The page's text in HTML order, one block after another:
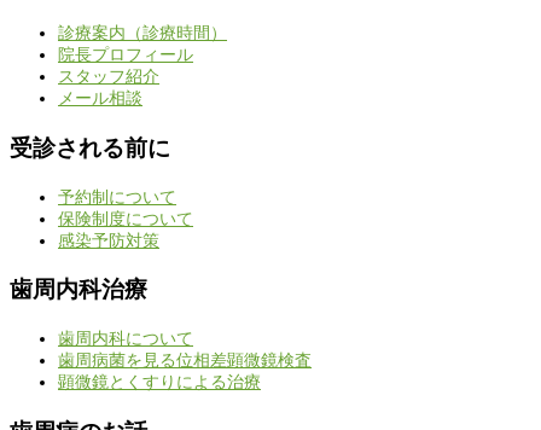
診療案内（診療時間）
院長プロフィール
スタッフ紹介
メール相談
受診される前に
予約制について
保険制度について
感染予防対策
歯周内科治療
歯周内科について
歯周病菌を見る位相差顕微鏡検査
顕微鏡とくすりによる治療